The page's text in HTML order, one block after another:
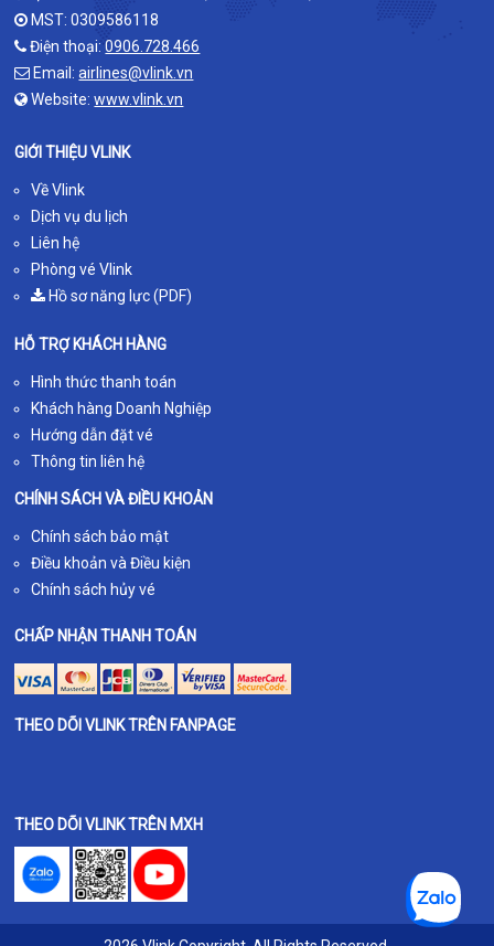
MST: 0309586118
Điện thoại:0906.728.466
Email:airlines@vlink.vn
Website:www.vlink.vn
GIỚI THIỆU VLINK
Về Vlink
Dịch vụ du lịch
Liên hệ
Phòng vé Vlink
Hồ sơ năng lực (PDF)
HỖ TRỢ KHÁCH HÀNG
Hình thức thanh toán
Khách hàng Doanh Nghiệp
Hướng dẫn đặt vé
Thông tin liên hệ
CHÍNH SÁCH VÀ ĐIỀU KHOẢN
Chính sách bảo mật
Điều khoản và Điều kiện
Chính sách hủy vé
CHẤP NHẬN THANH TOÁN
THEO DÕI VLINK TRÊN FANPAGE
THEO DÕI VLINK TRÊN MXH